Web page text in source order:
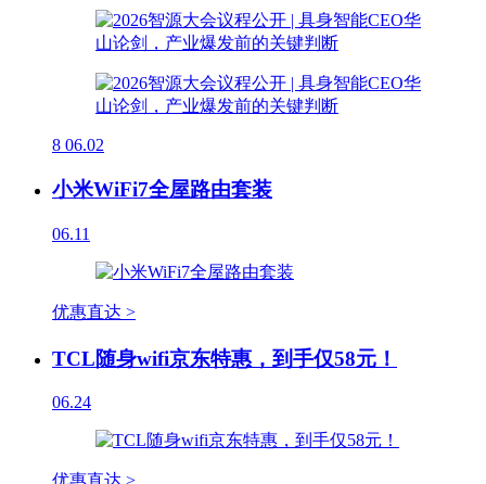
8 06.02
小米WiFi7全屋路由套装
06.11
优惠直达 >
TCL随身wifi京东特惠，到手仅58元！
06.24